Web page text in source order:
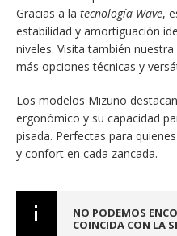
Gracias a la tecnología Wave,
estabilidad y amortiguación
niveles. Visita también
más opciones técnicas y
Los modelos Mizuno
ergonómico y su capacidad
pisada. Perfectas para
y confort en cada zancada.
NO PODEMOS
COINCIDA CON LA